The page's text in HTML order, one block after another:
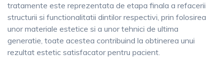
tratamente este reprezentata de etapa finala a refacerii
structurii si functionalitatii dintilor respectivi, prin folosirea
unor materiale estetice si a unor tehnici de ultima
generatie, toate acestea contribuind la obtinerea unui
rezultat estetic satisfacator pentru pacient.